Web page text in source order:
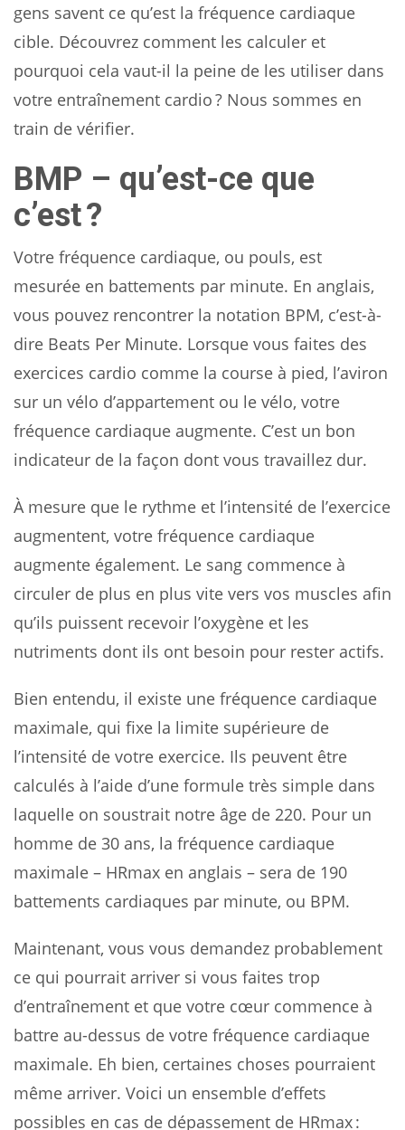
gens savent ce qu’est la fréquence cardiaque
cible. Découvrez comment les calculer et
pourquoi cela vaut-il la peine de les utiliser dans
votre entraînement cardio ? Nous sommes en
train de vérifier.
BMP – qu’est-ce que
c’est ?
Votre fréquence cardiaque, ou pouls, est
mesurée en battements par minute. En anglais,
vous pouvez rencontrer la notation BPM, c’est-à-
dire Beats Per Minute. Lorsque vous faites des
exercices cardio comme la course à pied, l’aviron
sur un vélo d’appartement ou le vélo, votre
fréquence cardiaque augmente. C’est un bon
indicateur de la façon dont vous travaillez dur.
À mesure que le rythme et l’intensité de l’exercice
augmentent, votre fréquence cardiaque
augmente également. Le sang commence à
circuler de plus en plus vite vers vos muscles afin
qu’ils puissent recevoir l’oxygène et les
nutriments dont ils ont besoin pour rester actifs.
Bien entendu, il existe une fréquence cardiaque
maximale, qui fixe la limite supérieure de
l’intensité de votre exercice. Ils peuvent être
calculés à l’aide d’une formule très simple dans
laquelle on soustrait notre âge de 220. Pour un
homme de 30 ans, la fréquence cardiaque
maximale – HRmax en anglais – sera de 190
battements cardiaques par minute, ou BPM.
Maintenant, vous vous demandez probablement
ce qui pourrait arriver si vous faites trop
d’entraînement et que votre cœur commence à
battre au-dessus de votre fréquence cardiaque
maximale. Eh bien, certaines choses pourraient
même arriver. Voici un ensemble d’effets
possibles en cas de dépassement de HRmax :